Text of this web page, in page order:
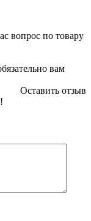
вопрос по товару
вам
Оставить отзыв